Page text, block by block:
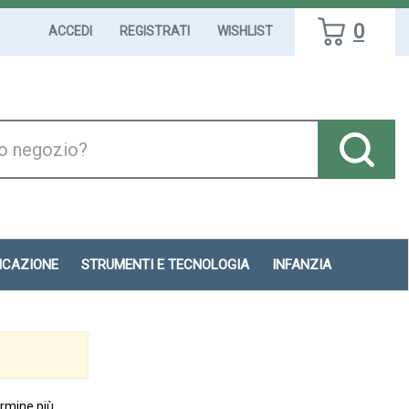
ACCEDI REGISTRATI WISHLIST 0
STRUMENTI E TECNOLOGIA INFANZIA